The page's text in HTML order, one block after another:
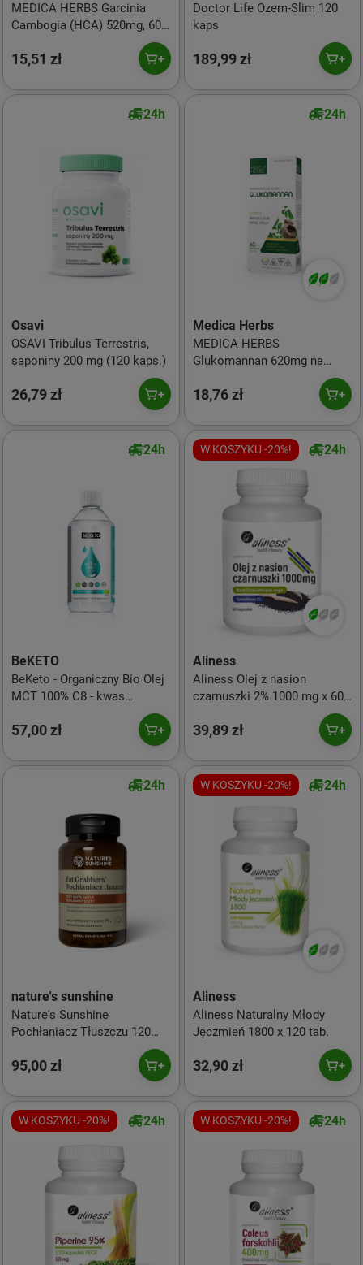
MEDICA HERBS Garcinia
Cambogia (HCA) 520mg, 60
15,51 zł
Doctor Life Ozem-Slim 120
kaps
189,99 zł
24h
Osavi
OSAVI Tribulus Terrestris,
saponiny 200 mg (120 kaps.)
26,79 zł
24h
Medica Herbs
MEDICA HERBS
Glukomannan 620mg na
wsparcie redukcji wagi 60
kaps.
18,76 zł
24h
BeKETO
BeKeto - Organiczny Bio Olej
MCT 100% C8 - kwas
57,00 zł
W KOSZYKU -20%! 24h
Aliness
Aliness Olej z nasion
czarnuszki 2% 1000 mg x 60
39,89 zł
24h
nature's sunshine
Nature's Sunshine
Pochłaniacz Tłuszczu 120
95,00 zł
W KOSZYKU -20%! 24h
Aliness
Aliness Naturalny Młody
Jęczmień 1800 x 120 tab.
32,90 zł
W KOSZYKU -20%! 24h W KOSZYKU -20%! 24h